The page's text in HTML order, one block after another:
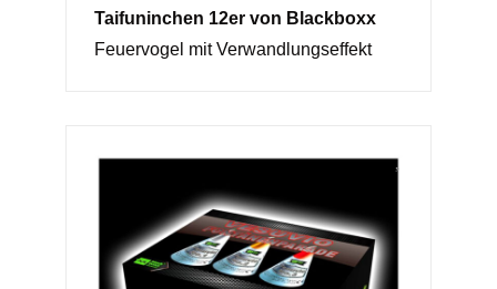
Taifuninchen 12er von Blackboxx
Feuervogel mit Verwandlungseffekt